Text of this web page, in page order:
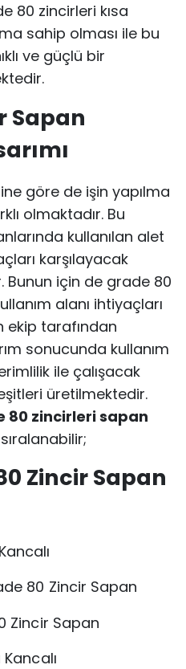
80 zincirleri kısa
sahip olması ile bu
ve güçlü bir
Sapan
göre de işin yapılma
olmaktadır. Bu
kullanılan alet
karşılayacak
Bunun için de grade 80
alanı ihtiyaçları
ekip tarafından
sonucunda kullanım
ile çalışacak
üretilmektedir.
80 zincirleri sapan
Zincir Sapan
80 Zincir Sapan
Zincir Sapan